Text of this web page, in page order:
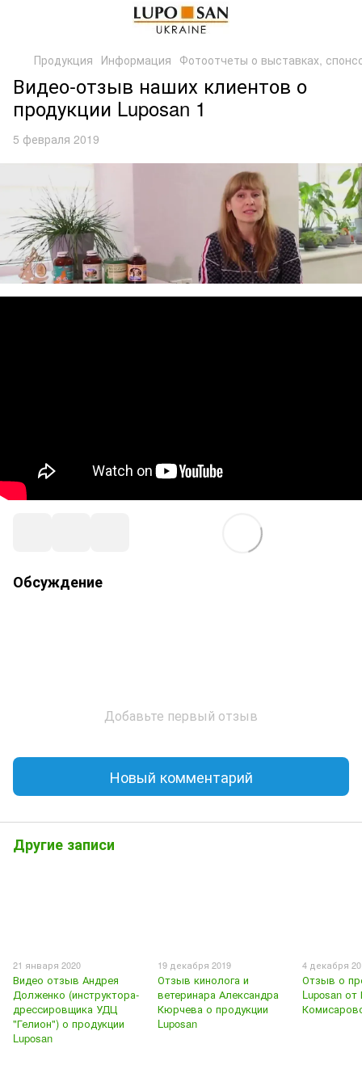
Продукция Информация Фотоотчеты о выставках,
Видео-отзыв наших клиентов о
продукции Luposan 1
5 февраля 2019
Обсуждение
Добавьте первый отзыв
Новый комментарий
Другие записи
21 января 2020
Видео отзыв Андрея
Долженко (инструктора-
дрессировщика УДЦ
"Гелион") о продукции
Luposan
19 декабря 2019
Отзыв кинолога и
ветеринара Александра
Кюрчева о продукции
Luposan
4 декабря
Отзыв о
Luposan